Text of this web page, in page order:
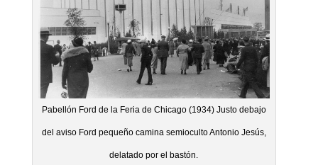
Pabellón Ford de la Feria de Chicago (1934) Justo debajo
del aviso Ford pequeño camina semioculto Antonio Jesús,
delatado por el bastón.